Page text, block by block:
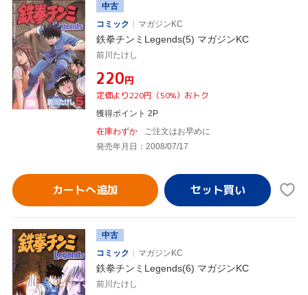
中古
コミック
マガジンKC
鉄拳チンミLegends(5) マガジンKC
前川たけし
¥220円
定価より220円（50%）おトク
獲得ポイント 2P
在庫わずか
ご注文はお早めに
発売年月日：2008/07/17
カートへ追加
中古
コミック
マガジンKC
鉄拳チンミLegends(6) マガジンKC
前川たけし